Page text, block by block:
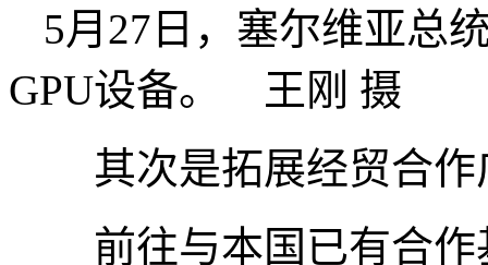
5月27日，塞尔维亚总
GPU设备。 王刚 摄
其次是拓展经贸合作
前往与本国已有合作